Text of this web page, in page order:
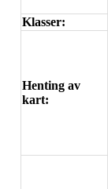
Klasser:
Henting av
kart: